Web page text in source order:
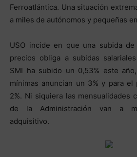
Ferroatlántica. Una situación
a miles de autónomos y pequeñas
USO incide en que una subida
precios obliga a subidas
SMI ha subido un 0,53% este
mínimas anuncian un 3% y para el
2%. Ni siquiera las mensualidades
de la Administración van a
adquisitivo.